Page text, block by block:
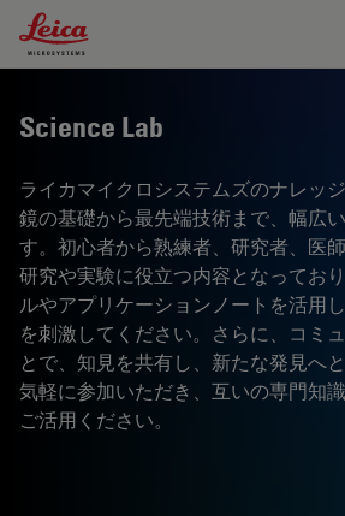
Leica Microsystems Logo
Science Lab
ライカマイクロシステムズのナレッ
鏡の基礎から最先端技術まで、幅広
す。初心者から熟練者、研究者、医
研究や実験に役立つ内容となってお
ルやアプリケーションノートを活用
を刺激してください。さらに、コミ
とで、知見を共有し、新たな発見へ
気軽に参加いただき、互いの専門知
ご活用ください。